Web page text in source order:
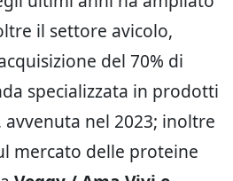
il settore avicolo,
del 70% di
specializzata in prodotti
nel 2023; inoltre
mercato delle proteine